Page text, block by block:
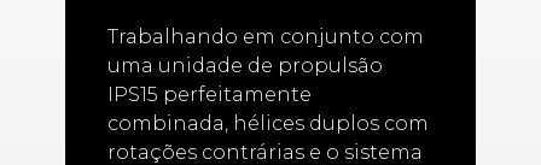
Trabalhando em conjunto com
uma unidade de propulsão
IPS15 perfeitamente
combinada, hélices duplos com
rotações contrárias e o sistema